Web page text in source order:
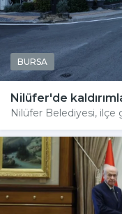
BURSA
Nilüfer'de
Nilüfer Belediyesi, ilçe